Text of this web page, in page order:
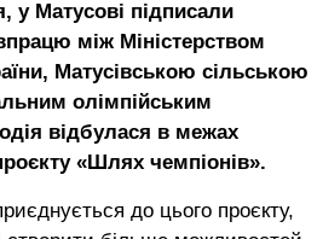
у Матусові підписали
між Міністерством
Матусівською сільською
олімпійським
відбулася в межах
«Шлях чемпіонів».
до цього проєкту,